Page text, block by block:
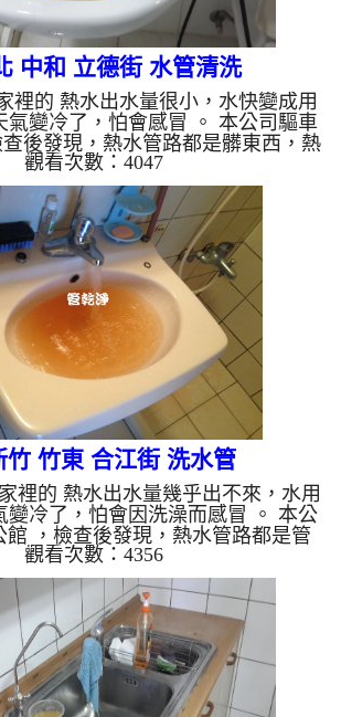
中和 立德街 水管清洗
裡的 熱水出水量很小，水快變成用
氣變冷了，怕會感冒 。 本公司驅車
後發現，熱水管路都是髒東西，熱
起來。 一開始水頭管路就流出淡黃
來跟泥水沒兩樣，然後不斷噴出異
東西不斷流出來，水的顏色慢慢變
也越來越少，最後變成乾淨的清水。
高週波脈衝式水管清洗機 ，將檸檬
水管管壁的鐵鏽及生物膜軟化，透過
產生阻力，這時高周波就會把生物
膜、淤...
觀看次數：4047
竹 竹東 合江街 洗水管
裡的 熱水出水量幾乎出不來，水用
變冷了，怕會因洗澡而感冒 。 本公
館 ，檢查後發現，熱水管路都是管
過熱水器當然就點不起來。 一開始
淡黃色的液體，看起來跟果汁沒兩
出異物。 水管裡的髒東西不斷流出
慢變成透明，髒東西也越來越少，最
水。 清洗水管 是利用 高週波脈衝式
檸檬酸打入水管，讓水管管壁的鐵
，透過空氣與水混合，產生阻力，這
時高周...
觀看次數：4356